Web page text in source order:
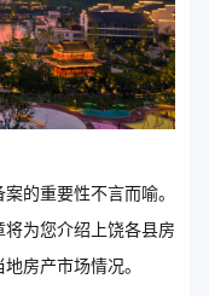
的重要性不言而喻。
为您介绍上饶各县房
房产市场情况。